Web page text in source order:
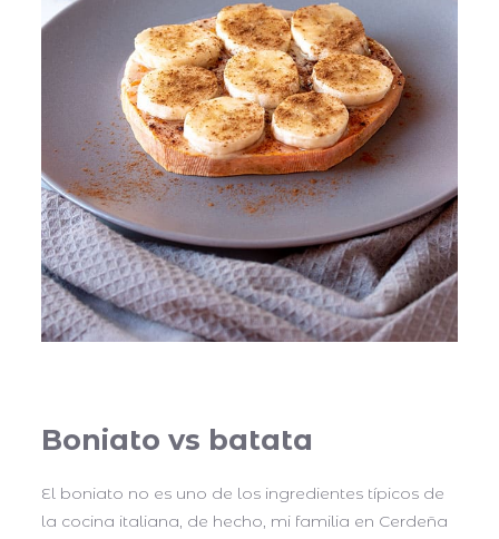
Boniato vs batata
El boniato no es uno de los ingredientes típicos de
la cocina italiana, de hecho, mi familia en Cerdeña